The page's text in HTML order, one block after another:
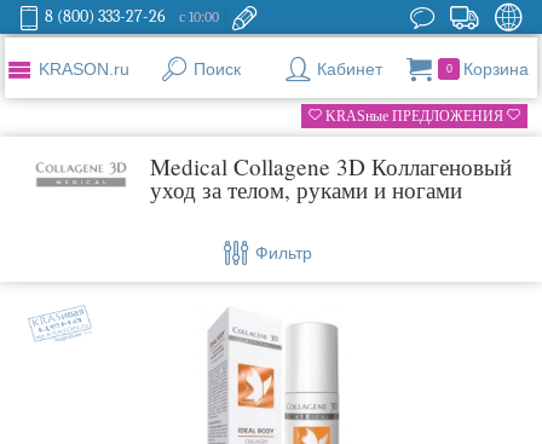
8 (800) 333-27-26 с 10:00
KRASON.ru Поиск Кабинет 0 Корзина
KRASные ПРЕДЛОЖЕНИЯ
Medical Collagene 3D Коллагеновый
уход за телом, руками и ногами
Фильтр